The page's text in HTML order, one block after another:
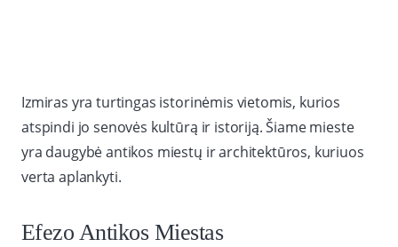
Izmiras yra turtingas istorinėmis vietomis, kurios
atspindi jo senovės kultūrą ir istoriją. Šiame mieste
yra daugybė antikos miestų ir architektūros, kuriuos
verta aplankyti.
Efezo Antikos Miestas